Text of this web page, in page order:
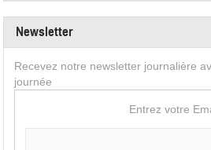
Newsletter
Recevez notre newsletter journalière
journée
Entrez votre